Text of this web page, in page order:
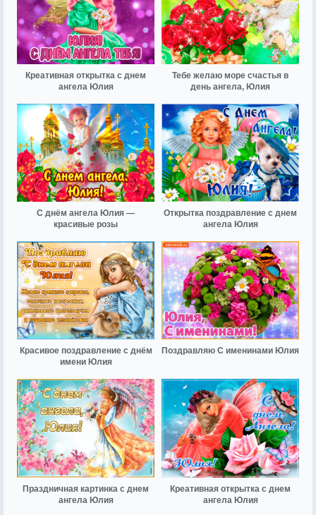
Креативная открытка с днем
ангела Юлия
Тебе желаю море счастья в
день ангела, Юлия
С днём ангела Юлия —
красивые розы
Открытка поздравление с днем
ангела Юлия
Красивое поздравление с днём
имени Юлия
Поздравляю С именинами Юлия
Праздничная картинка с днем
ангела Юлия
Креативная открытка с днем
ангела Юлия